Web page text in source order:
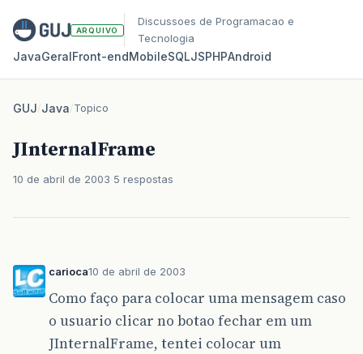
ARQUIVO
Discussoes de Programacao e
Tecnologia
JavaGeralFront‑endMobileSQLJSPHPAndroid
GUJ/Java/Topico
JInternalFrame
10 de abril de 2003 5 respostas
carioca10 de abril de 2003
Como faço para colocar uma mensagem caso
o usuario clicar no botao fechar em um
JInternalFrame, tentei colocar um